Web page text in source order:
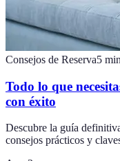
Consejos de Reserva5 min
Todo lo que
con éxito
Descubre la guía
consejos prácticos y